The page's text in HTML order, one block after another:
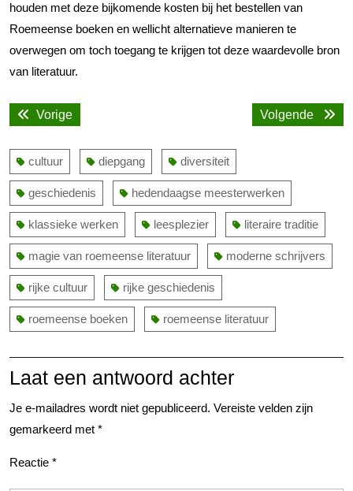
houden met deze bijkomende kosten bij het bestellen van
Roemeense boeken en wellicht alternatieve manieren te
overwegen om toch toegang te krijgen tot deze waardevolle bron
van literatuur.
Bericht
navigatie
VorigeVorige
Volgende
cultuur diepgang diversiteit
geschiedenis hedendaagse meesterwerken
klassieke werken leesplezier literaire traditie
magie van roemeense literatuur moderne schrijvers
rijke cultuur rijke geschiedenis
roemeense boeken roemeense literatuur
Laat een antwoord achter
Je e-mailadres wordt niet gepubliceerd. Vereiste velden zijn
gemarkeerd met *
Reactie *